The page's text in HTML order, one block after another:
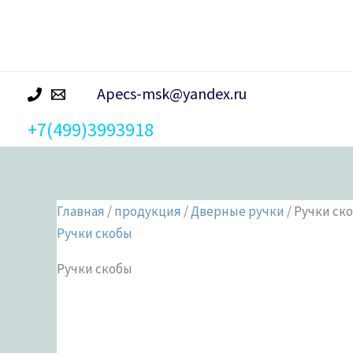
Apecs-msk@yandex.ru
+7(499)3993918
Главная /продукция /Дверные ручки / Ручки
Ручки скобы
Ручки скобы